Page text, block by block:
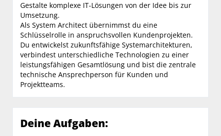
Gestalte komplexe IT-Lösungen von der Idee bis zur
Umsetzung.
Als System Architect übernimmst du eine
Schlüsselrolle in anspruchsvollen Kundenprojekten.
Du entwickelst zukunftsfähige Systemarchitekturen,
verbindest unterschiedliche Technologien zu einer
leistungsfähigen Gesamtlösung und bist die zentrale
technische Ansprechperson für Kunden und
Projektteams.
Deine Aufgaben: